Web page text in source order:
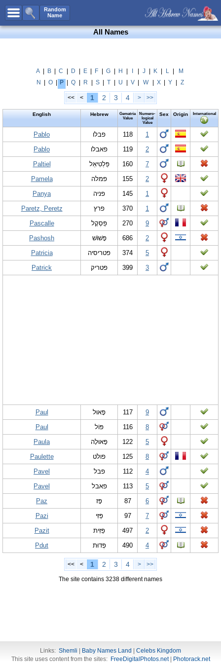
Random
Name
All Names
Boy Names
Unisex Names
Popular Names
Celebs B. DaysNew!
Numerology
Add Name
Contact Us
All Names
A B C D E F G H J K L
M
N
O P Q R S T U V W X Y Z
<< < 1 2 3 4 > >>
English Hebrew
Gematria
Value
Numero-
logical
Value
Sex Origin International
Pablo פבלו 118
1
Pablo
פאבלו 119
2
Paltiel
פַּלְטִיאֵל 160
7
Pamela
פמלה 155
2
Panya
פניה 145
1
Paretz, Peretz
פרץ 370
1
Pascalle
פַּסְקָל 270
9
Pashosh
פָּשׁוֹשׁ 686
2
Patricia
פטריסיה 374
5
Patrick
פטריק 399 3
Paul פָּאוּל 117
9
Paul
פּ‏וֹ‏ל 116
8
Paula
פָּאוּלָה 122
5
Paulette
פולט 125
8
Pavel
פבל 112
4
Pavel
פאבל 113
5
Paz
פָּז 87
6
Pazi
פַּזִּי 97
7
Pazit
פַּזִּית 497
2
Pdut
פְּדוּת 490 4
<< < 1 2 3 4 > >>
The site contains 3238 different names
Links: Shemli Baby Names Land
Celebs Kingdom
This site uses content from the sites: FreeDigitalPhotos.net| Photorack.net